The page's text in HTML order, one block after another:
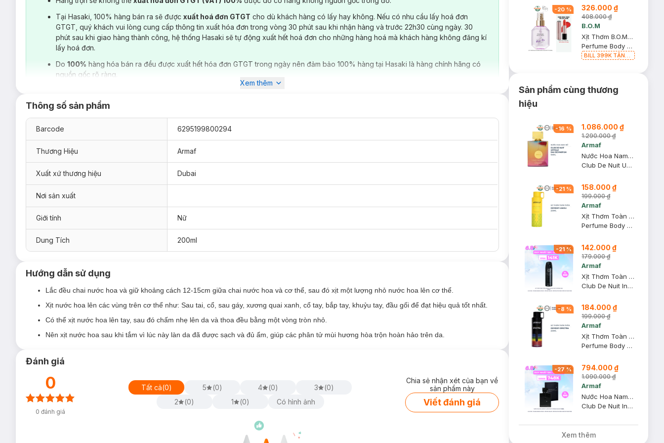
Tầng đầu: dâu tây, mâm xôi, đào và phong lữ ngọt ngào.
Tầng đầu: chanh vàng, cam ngọt và bergamot tươi mát.
Tầng giữa: gừng ấm, hoa cam và hương biển thư giãn.
Tầng cuối: xạ hương, hổ phách và trà xanh lưu lâu trên da.
Spectra (Odyssey Spectra Rainbow Edition) - Dành cho nam và nữ:
Tầng đầu: táo, bergamot và quế nồng ấm.
Ưu thế nổi bật của Xịt Thơm Toàn Thân Armaf Odyssey Perfume Body Spray:
Tại Hasaki, 100% hàng bán ra sẽ được xuất hoá đơn GTGT cho dù khách hàng có lấy hay không. Nếu có nhu cầu lấy hoá đơn
GTGT, quý khách vui lòng cung cấp thông tin xuất hóa đơn trong vòng 30 phút sau khi nhận hàng và trước 22h30 cùng ngày. 30
phút sau khi giao hàng thành công, hệ thống Hasaki sẽ tự động xuất hết hoá đơn cho những hàng hoá mà khách hàng không đăng kí
lấy hoá đơn.
Do 100% hàng hóa bán ra đều được xuất hết hóa đơn GTGT trong ngày nên đảm bảo 100% hàng tại Hasaki là hàng chính hãng có
nguồn gốc rõ ràng.
Xem thêm
Thông số sản phẩm
Barcode 6295199800294
Thương Hiệu Armaf
Xuất xứ thương hiệu Dubai
Nơi sản xuất
Giới tính Nữ
Dung Tích 200ml
Hướng dẫn sử dụng
Lắc đều chai nước hoa và giữ khoảng cách 12-15cm giữa chai nước hoa và cơ thể, sau đó xịt một lượng nhỏ nước hoa lên cơ thể.
Xịt nước hoa lên các vùng trên cơ thể như: Sau tai, cổ, sau gáy, xương quai xanh, cổ tay, bắp tay, khuỷu tay, đầu gối để đạt hiệu quả tốt nhất.
Có thể xịt nước hoa lên tay, sau đó chấm nhẹ lên da và thoa đều bằng một vòng tròn nhỏ.
Nên xịt nước hoa sau khi tắm vì lúc này làn da đã được sạch và đủ ẩm, giúp các phân tử mùi hương hòa trộn hoàn hảo trên da.
Đánh giá
0
0 đánh giá
Tất cả(0) 5 (0) 4 (0) 3 (0)
2
(0) 1 (0) Có hình ảnh
Chia sẻ nhận xét của bạn về
sản phẩm này
Viết đánh giá
Đỏ Cherry 3.3g trị
giá 378K (SL có
hạn)
-20 % 326.000 ₫
408.000 ₫
B.O.M
Xịt Thơm B.O.M Hương Nước Hoa Petit Fig 110ml
Perfume Body Mist
BILL 399K TẶNG
hạn)
Sản phẩm cùng thương
hiệu
-16 % 1.086.000 ₫
1.290.000 ₫
Armaf
Nước Hoa Nam Nữ Armaf Club De Nuit Untold 105ml
Club De Nuit Untold EDP
-21 % 158.000 ₫
199.000 ₫
Armaf
Xịt Thơm Toàn Thân Armaf Odyssey Limoli 200ml
Perfume Body Spray
-21% 142.000 ₫
179.000 ₫
Armaf
Xịt Thơm Toàn Thân Armaf Club De Nuit Intense Man 200ml
Club De Nuit Intense Man
-8 % 184.000 ₫
199.000 ₫
Armaf
Xịt Thơm Toàn Thân Armaf Odyssey Spectra 200ml
Perfume Body Spray
-27 % 794.000 ₫
1.090.000 ₫
Armaf
Nước Hoa Nam Armaf Club De Nuit Intense Man EDT 105ml
Club De Nuit Intense Man Eau De Toilette
Xem thêm